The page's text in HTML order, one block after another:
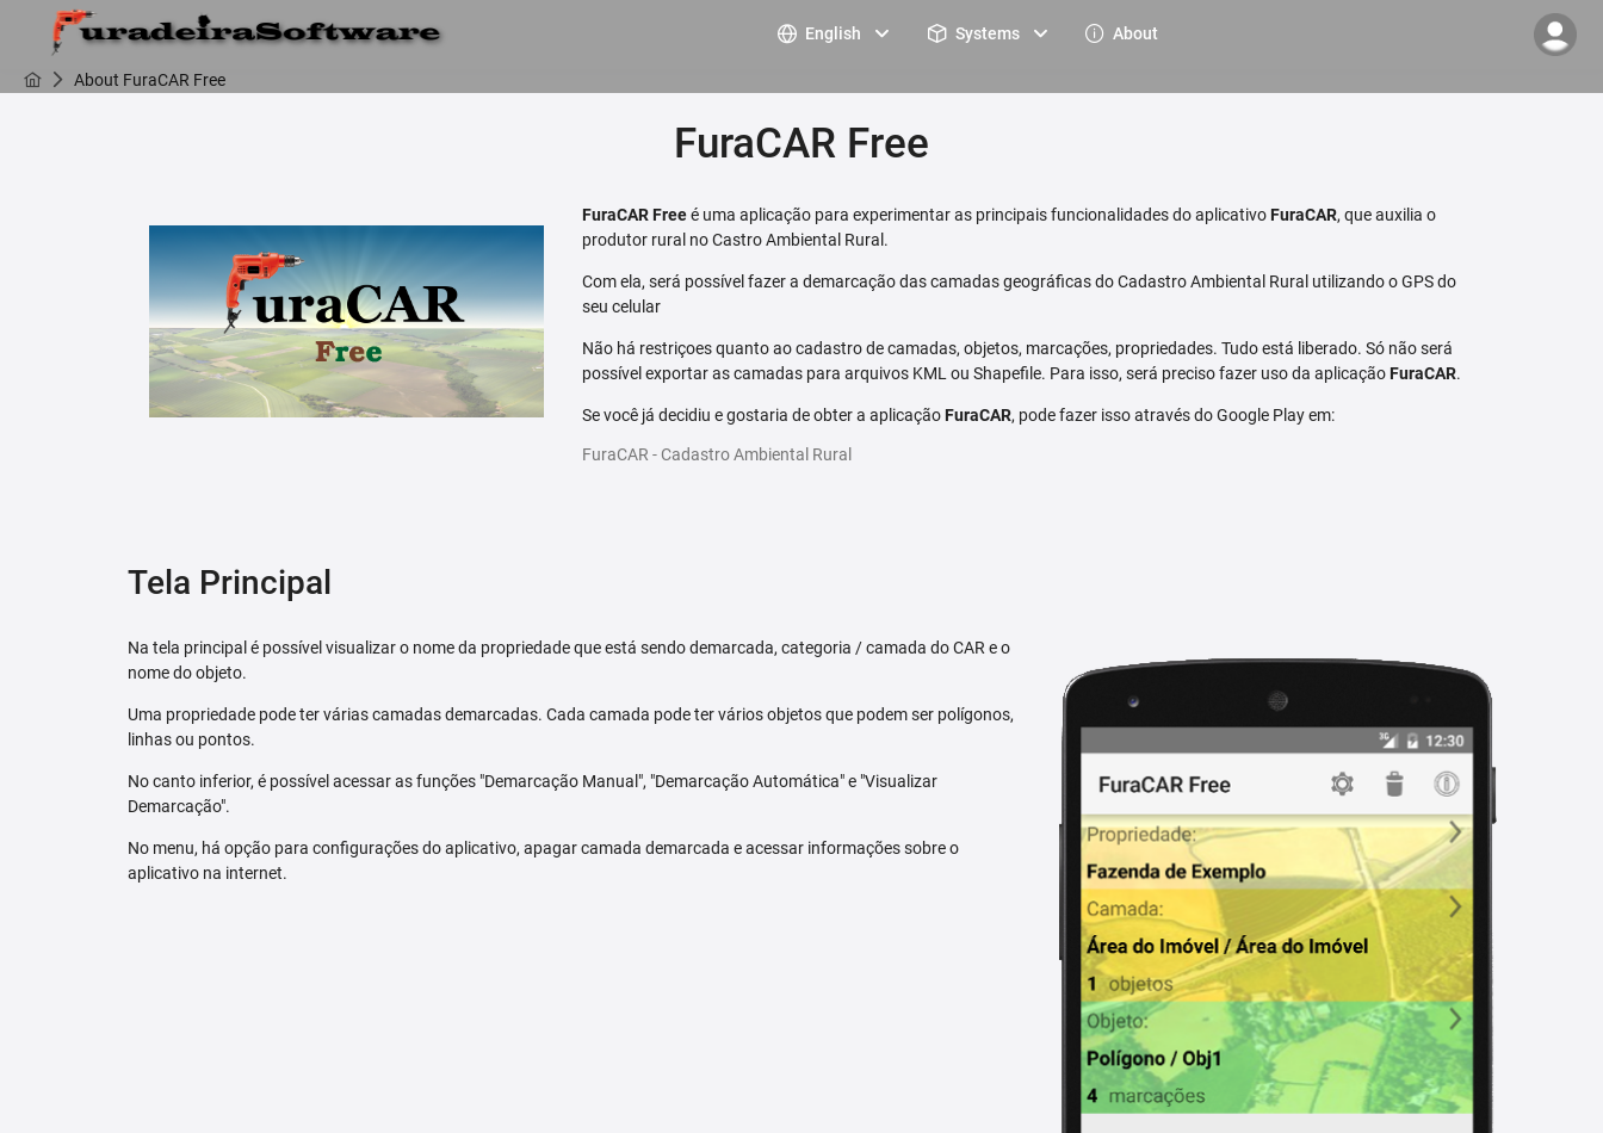
English Systems About
About FuraCAR Free
FuraCAR Free
FuraCAR Freeé uma aplicação para experimentar as principais funcionalidades do aplicativoFuraCAR, que auxilia o
produtor rural no Castro Ambiental Rural.
Com ela, será possível fazer a demarcação das camadas geográficas do Cadastro Ambiental Rural utilizando o GPS do
seu celular
Não há restriçoes quanto ao cadastro de camadas, objetos, marcações, propriedades. Tudo está liberado. Só não será
possível exportar as camadas para arquivos KML ou Shapefile. Para isso, será preciso fazer uso da aplicaçãoFuraCAR.
Se você já decidiu e gostaria de obter a aplicaçãoFuraCAR, pode fazer isso através do Google Play em:
FuraCAR - Cadastro Ambiental Rural
Tela Principal
Na tela principal é possível visualizar o nome da propriedade que está sendo demarcada, categoria / camada do CAR e o
nome do objeto.
Uma propriedade pode ter várias camadas demarcadas. Cada camada pode ter vários objetos que podem ser polígonos,
linhas ou pontos.
No canto inferior, é possível acessar as funções "Demarcação Manual", "Demarcação Automática" e "Visualizar
Demarcação".
No menu, há opção para configurações do aplicativo, apagar camada demarcada e acessar informações sobre o
aplicativo na internet.